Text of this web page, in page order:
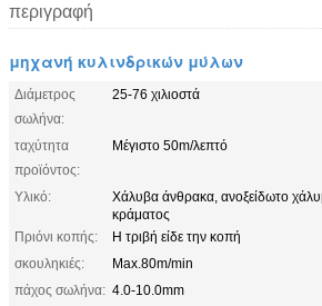
περιγραφή
μηχανή κυλινδρικών μύλων
Διάμετρος
σωλήνα:
25-76 χιλιοστά
ταχύτητα
προϊόντος:
Μέγιστο 50m/λεπτό
Υλικό:
Χάλυβα άνθρακα, ανοξείδωτο
κράματος
Πριόνι κοπής:
Η τριβή είδε την κοπή
σκουληκιές:
Max.80m/min
πάχος σωλήνα: 4.0-10.0mm